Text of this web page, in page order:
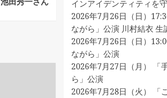
インアイデンティティを
2026年7月26日（日）
ながら」公演 川村結衣 生
2026年7月26日（日）
ながら」公演
2026年7月27日（月） 「
ら」公演
2026年7月28日（火） 「